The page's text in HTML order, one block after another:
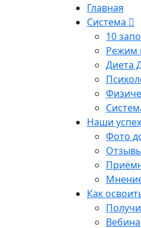
Главная
Система
10
Режим
Диета
Наши
Фото
Как